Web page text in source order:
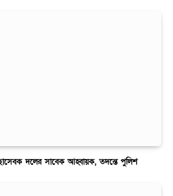
দলের সাবেক আহ্বায়ক, তদন্তে পুলিশ